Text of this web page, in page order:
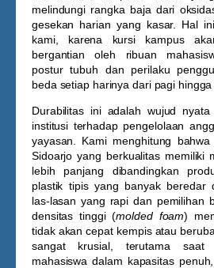
melindungi rangka baja dari
gesekan harian yang kasar. Hal
kami, karena kursi kampus
bergantian oleh ribuan
postur tubuh dan perilaku
beda setiap harinya dari pagi hingga
Durabilitas ini adalah wujud
institusi terhadap pengelolaan
yayasan. Kami menghitung bahwa
Sidoarjo yang berkualitas memiliki
lebih panjang dibandingkan
plastik tipis yang banyak beredar
las-lasan yang rapi dan pemilihan
densitas tinggi (molded foam)
tidak akan cepat kempis atau
sangat krusial, terutama
mahasiswa dalam kapasitas